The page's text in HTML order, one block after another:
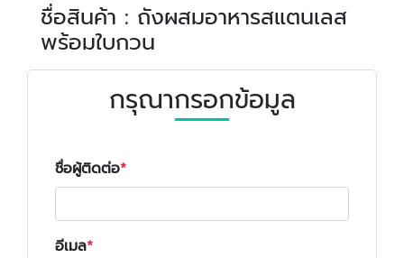
ชื่อสินค้า : ถังผสมอาหารสแตนเลส
พร้อมใบกวน
กรุณากรอกข้อมูล
ชื่อผู้ติดต่อ
อีเมล